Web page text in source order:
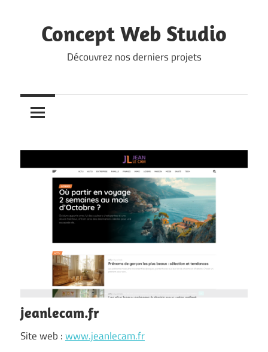
contentConcept Web Studio
Découvrez nos derniers projets
jeanlecam.fr
Site web :www.jeanlecam.fr